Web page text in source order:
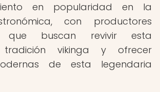
en popularidad en la
con productores
que buscan revivir esta
tradición vikinga y ofrecer
de esta legendaria